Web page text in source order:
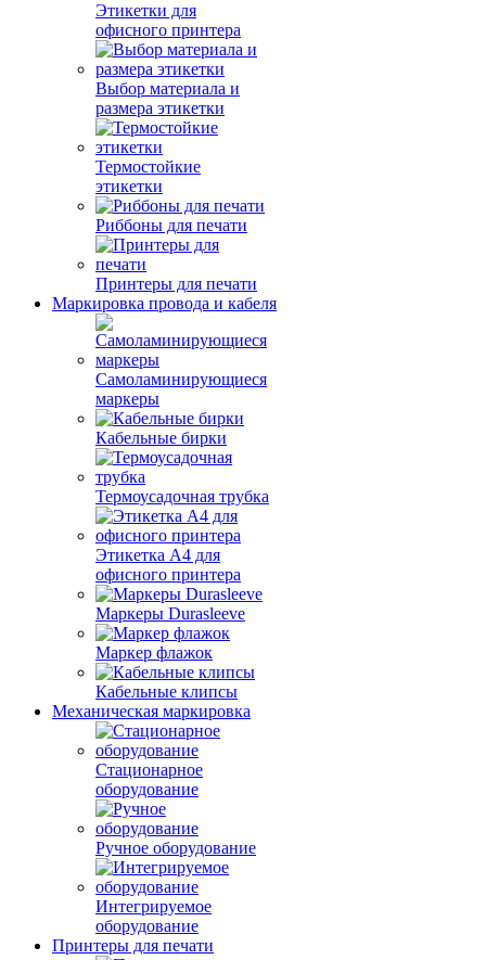
Этикетки для
офисного принтера
Выбор материала и
размера этикетки
Термостойкие
этикетки
Риббоны для печати
Принтеры для печати
Маркировка провода и кабеля
Самоламинирующиеся
маркеры
Кабельные бирки
Термоусадочная трубка
Этикетка А4 для
офисного принтера
Маркеры Durasleeve
Маркер флажок
Кабельные клипсы
Механическая маркировка
Стационарное
оборудование
Ручное оборудование
Интегрируемое
оборудование
Принтеры для печати